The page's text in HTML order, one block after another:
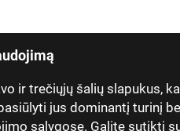
ir trečiųjų šalių slapukus,
jus dominantį turinį
sąlygose. Galite sutikti